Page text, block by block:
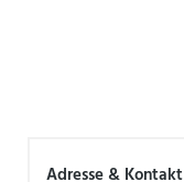
Adresse & Kontakt